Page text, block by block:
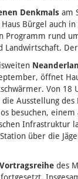
Denkmalsam
Bürgel auch
Programm rund
Landwirtschaft.
öffnet
Von 18
Ausstellung des
besuchen, einem
Infrastruktur
über die
Vortragsreihedes